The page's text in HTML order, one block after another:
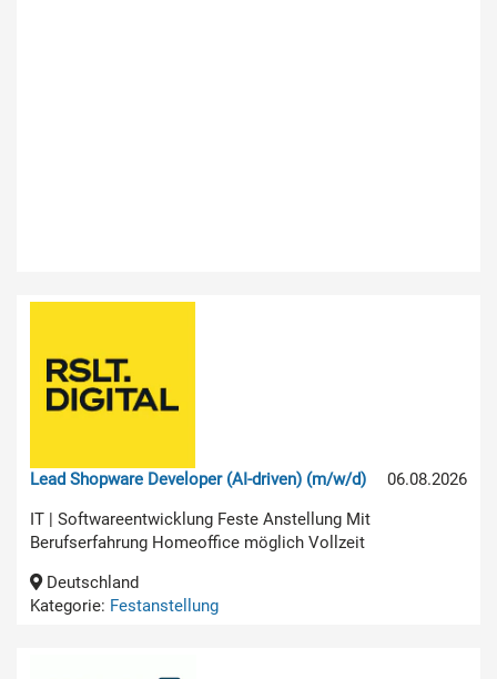
06.08.2026
Lead Shopware Developer (AI-driven) (m/w/d)
IT | Softwareentwicklung Feste Anstellung Mit
Berufserfahrung Homeoffice möglich Vollzeit
Deutschland
Kategorie: Festanstellung